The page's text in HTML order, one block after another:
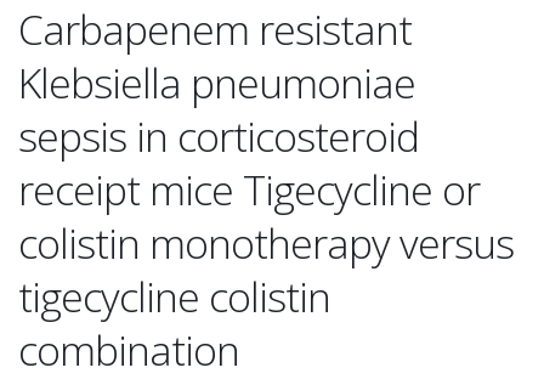
Carbapenem resistant
Klebsiella pneumoniae
sepsis in corticosteroid
receipt mice Tigecycline or
colistin monotherapy versus
tigecycline colistin
combination